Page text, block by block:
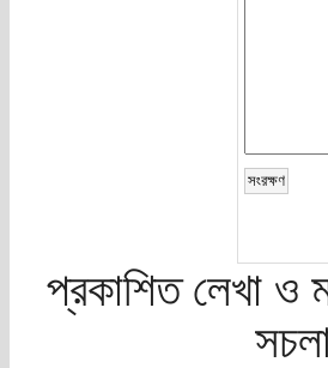
প্রকাশিত লেখা ও